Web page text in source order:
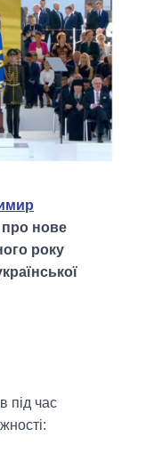
про нове
року
під час